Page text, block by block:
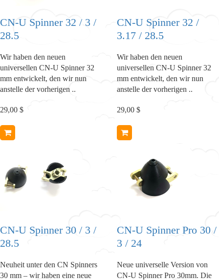
CN-U Spinner 32 / 3 /
28.5
Wir haben den neuen
universellen CN-U Spinner 32
mm entwickelt, den wir nun
anstelle der vorherigen ..
29,00 $
CN-U Spinner 32 /
3.17 / 28.5
Wir haben den neuen
universellen CN-U Spinner 32
mm entwickelt, den wir nun
anstelle der vorherigen ..
29,00 $
CN-U Spinner 30 / 3 /
28.5
Neuheit unter den CN Spinners
30 mm – wir haben eine neue
CN-U Spinner Pro 30 /
3 / 24
Neue universelle Version von
CN-U Spinner Pro 30mm. Die